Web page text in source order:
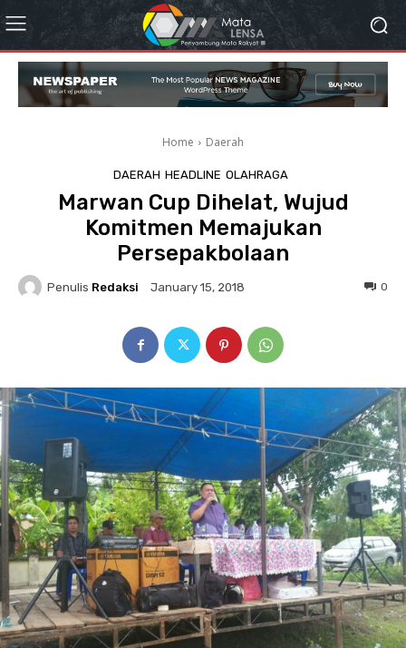
Home Daerah
DAERAH HEADLINE OLAHRAGA
Marwan Cup Dihelat, Wujud
Komitmen Memajukan
Persepakbolaan
Penulis Redaksi January 15, 2018 0